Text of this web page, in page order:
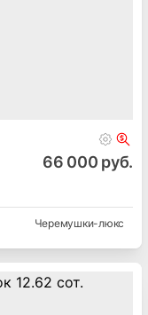
66 000 руб.
Черемушки-люкс